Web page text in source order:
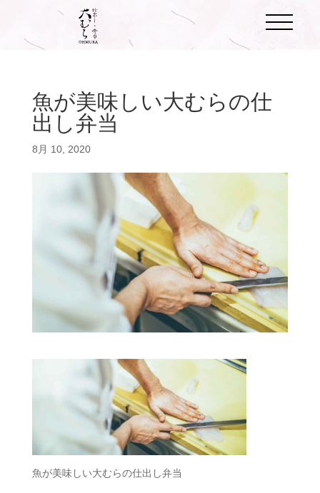
魚が美味しい大むらの仕
出し弁当
8月 10, 2020
魚が美味しい大むらの仕出し弁当